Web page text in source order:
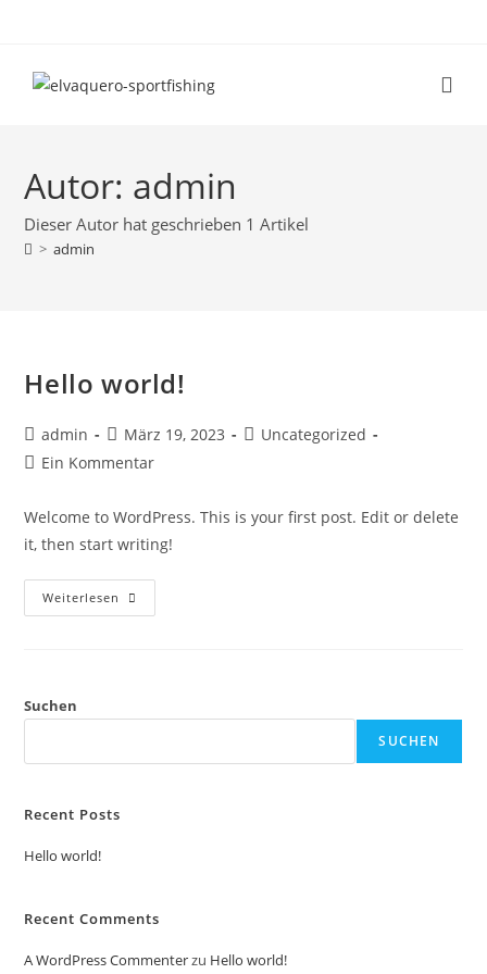
Autor: admin
Dieser Autor hat geschrieben 1 Artikel
> admin
Hello world!
admin März 19, 2023
Uncategorized
Ein Kommentar
Welcome to WordPress. This is your first post. Edit or delete
it, then start writing!
Weiterlesen
Suchen
SUCHEN
Recent Posts
Hello world!
Recent Comments
A WordPress Commenterzu Hello world!